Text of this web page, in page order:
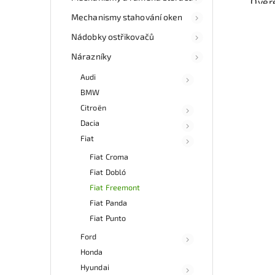
Mechanismy stahování oken
Nádobky ostřikovačů
Nárazníky
Audi
BMW
Citroën
Dacia
Fiat
Fiat Croma
Fiat Dobló
Fiat Freemont
Fiat Panda
Fiat Punto
Ford
Honda
Hyundai